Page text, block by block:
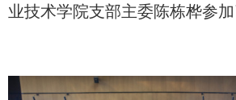
业技术学院支部主委陈栋桦参加